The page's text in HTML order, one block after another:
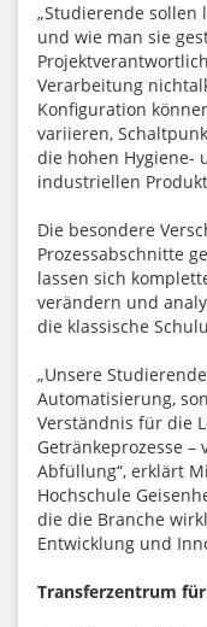
„Studierende sollen
und wie man sie
Verarbeitung
Konfiguration
variieren,
die hohen Hygiene-
industriellen
Die besondere
Prozessabschnitte
lassen sich
verändern und
die klassische
„Unsere
Automatisierung,
Verständnis für die
Getränkeprozesse
Abfüllung“, erklärt
Hochschule
die die Branche
Entwicklung und
Transferzentrum